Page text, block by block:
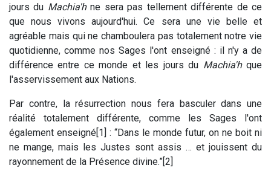
jours du Machia'hne sera pas tellement différente de ce
que nous vivons aujourd'hui.Ce sera une vie belle et
agréable mais qui ne chamboulera pas totalement notre vie
quotidienne, comme nos Sages l'ont enseigné : il n'y a de
différence entre ce monde et les jours du Machia'hque
l'asservissement aux Nations.
Par contre, la résurrection nous fera basculer dans une
réalité totalement différente, comme les Sages l'ont
également enseigné[1] : “Dans le monde futur, on ne boit ni
ne mange, mais les Justes sont assis … et jouissent du
rayonnement de la Présence divine.”[2]